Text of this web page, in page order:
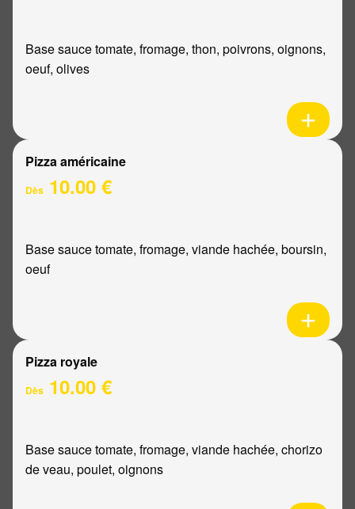
Base sauce tomate, fromage, thon, poivrons, oignons,
oeuf, olives
Pizza américaine
Dès 10.00 €
Base sauce tomate, fromage, viande hachée, boursin,
oeuf
Pizza royale
Dès 10.00 €
Base sauce tomate, fromage, viande hachée, chorizo
de veau, poulet, oignons